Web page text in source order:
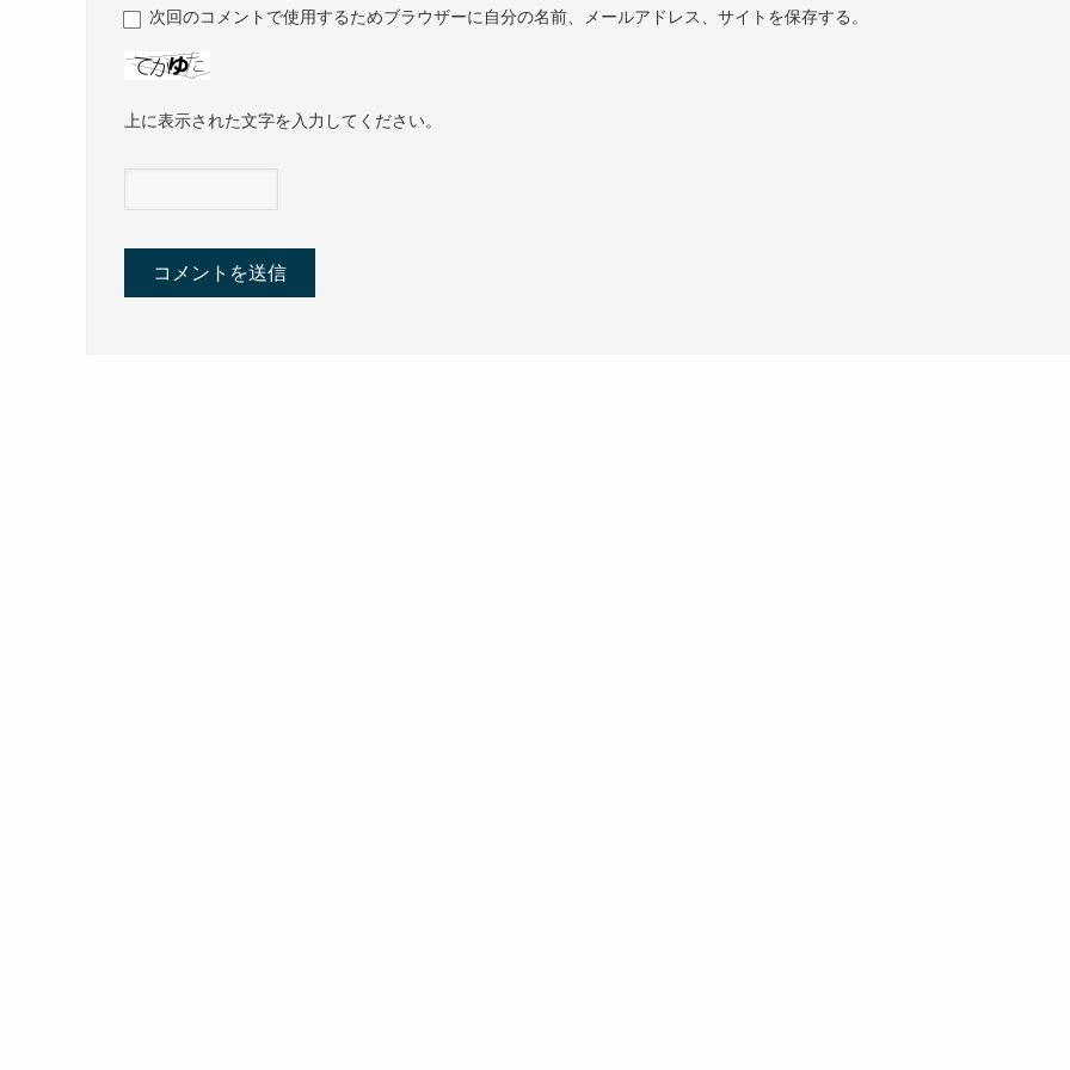
次回のコメントで使用するためブラウザーに自分の名前、メールアドレス、サイトを保存する。
上に表示された文字を入力してください。